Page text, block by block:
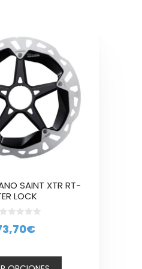
SAINT XTR RT-
LOCK
d
€Rango
precios: